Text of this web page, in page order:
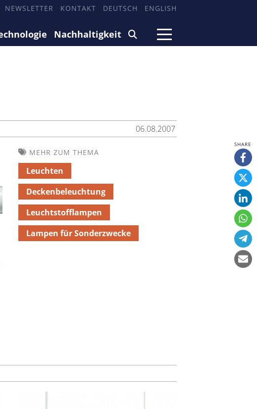
NEWSLETTER KONTAKT DEUTSCH ENGLISH
Nachhaltigkeit
06.08.2007
MEHR ZUM THEMA
Leuchten
Deckenbeleuchtung
Leuchtstofflampen
Lampen für Sonderzwecke